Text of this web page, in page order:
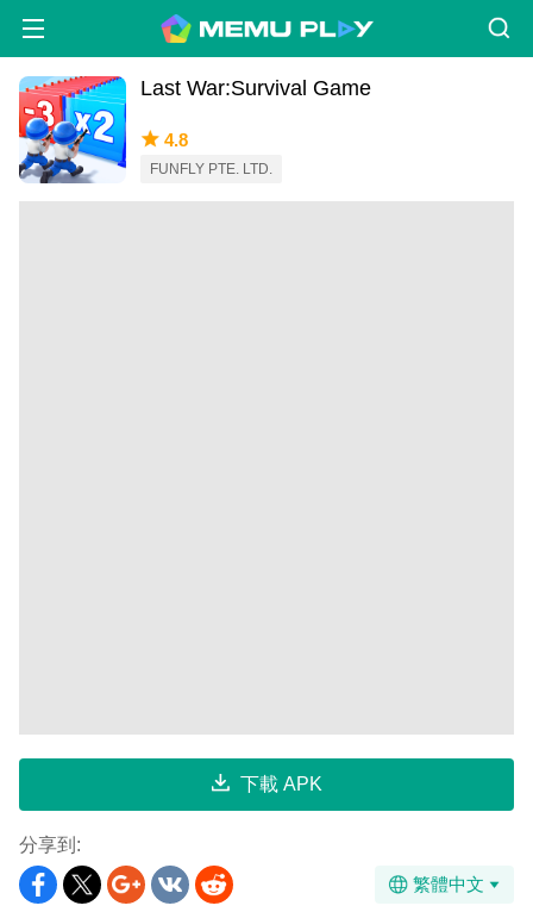
Last War:Survival Game
4.8
FUNFLY PTE. LTD.
下載 APK
分享到:
繁體中文